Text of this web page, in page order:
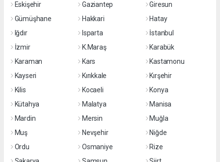
Eskişehir
Gaziantep
Giresun
Gümüşhane
Hakkari
Hatay
Iğdır
Isparta
İstanbul
İzmir
K.Maraş
Karabük
Karaman
Kars
Kastamonu
Kayseri
Kırıkkale
Kırşehir
Kilis
Kocaeli
Konya
Kütahya
Malatya
Manisa
Mardin
Mersin
Muğla
Muş
Nevşehir
Niğde
Ordu
Osmaniye
Rize